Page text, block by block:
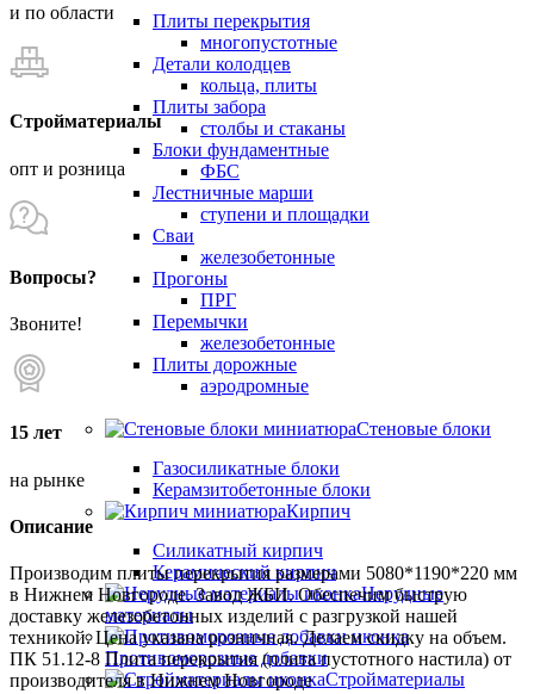
Плиты перекрытия
многопустотные
Детали колодцев
кольца, плиты
Плиты забора
столбы и стаканы
Блоки фундаментные
ФБС
Лестничные марши
ступени и площадки
Сваи
железобетонные
Прогоны
ПРГ
Перемычки
железобетонные
Плиты дорожные
аэродромные
Стеновые блоки
Газосиликатные блоки
Керамзитобетонные блоки
Кирпич
Силикатный кирпич
Керамический кирпич
Нерудные
материалы
Противоморозные добавки
Стройматериалы
и по области
Стройматериалы
опт и розница
Вопросы?
Звоните!
15 лет
на рынке
Описание
Производим плиты перекрытия размерами 5080*1190*220 мм
в Нижнем Новгороде. Завод ЖБИ. Обеспечим быструю
доставку железобетонных изделий с разгрузкой нашей
техникой. Цена указана розничная. Делаем скидку на объем.
ПК 51.12-8 Плита перекрытия (плита пустотного настила) от
производителя в Нижнем Новгороде